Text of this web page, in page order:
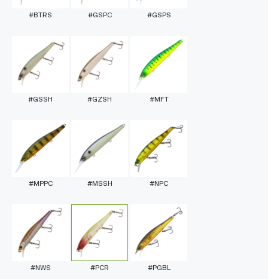
#BTRS #GSPC #GSPS
#GSSH #GZSH #MFT
#MPPC #MSSH #NPC
#NWS #PCR #PGBL